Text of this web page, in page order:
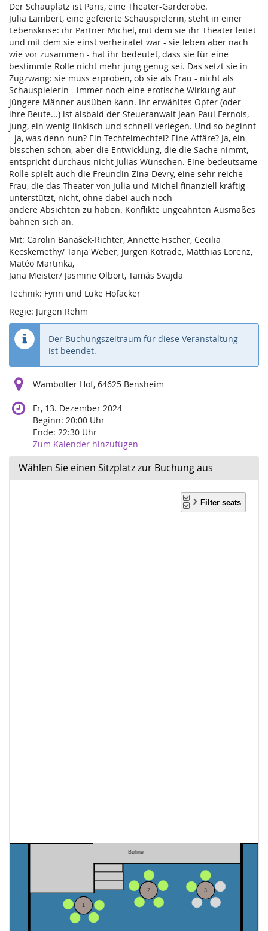
Der Schauplatz ist Paris, eine Theater-Garderobe.
Julia Lambert, eine gefeierte Schauspielerin, steht in einer
Lebenskrise: ihr Partner Michel, mit dem sie ihr Theater leitet
und mit dem sie einst verheiratet war - sie leben aber nach
wie vor zusammen - hat ihr bedeutet, dass sie für eine
bestimmte Rolle nicht mehr jung genug sei. Das setzt sie in
Zugzwang: sie muss erproben, ob sie als Frau - nicht als
Schauspielerin - immer noch eine erotische Wirkung auf
jüngere Männer ausüben kann. Ihr erwähltes Opfer (oder
ihre Beute...) ist alsbald der Steueranwalt Jean Paul Fernois,
jung, ein wenig linkisch und schnell verlegen. Und so beginnt
- ja, was denn nun? Ein Techtelmechtel? Eine Affäre? Ja, ein
bisschen schon, aber die Entwicklung, die die Sache nimmt,
entspricht durchaus nicht Julias Wünschen. Eine bedeutsame
Rolle spielt auch die Freundin Zina Devry, eine sehr reiche
Frau, die das Theater von Julia und Michel finanziell kräftig
unterstützt, nicht, ohne dabei auch noch
andere Absichten zu haben. Konflikte ungeahnten Ausmaßes
bahnen sich an.
Mit: Carolin Banašek-Richter, Annette Fischer, Cecilia
Kecskemethy/ Tanja Weber, Jürgen Kotrade, Matthias Lorenz,
Matéo Martinka,
Jana Meister/ Jasmine Olbort, Tamás Svajda
Technik: Fynn und Luke Hofacker
Regie: Jürgen Rehm
Der Buchungszeitraum für diese Veranstaltung
ist beendet.
Wambolter Hof, 64625 Bensheim
Fr, 13. Dezember 2024
Beginn: 20:00 Uhr
Ende: 22:30 Uhr
Zum Kalender hinzufügen
Wählen Sie einen Sitzplatz zur Buchung aus